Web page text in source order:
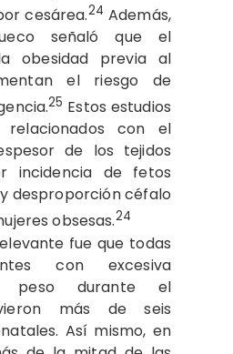
cesárea.24 Además,
señaló que el
obesidad previa al
el riesgo de
25 Estos estudios
con el
de los tejidos
incidencia de fetos
desproporción céfalo
obsesas.24
fue que todas
con excesiva
peso durante el
más de seis
Así mismo, en